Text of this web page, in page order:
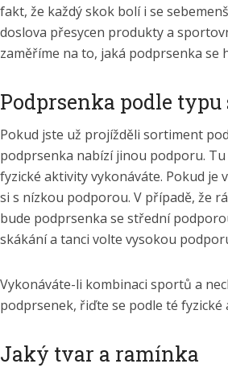
fakt, že každý skok bolí i se
doslova přesycen produkty a
zaměříme na to, jaká podprsenka se
Podprsenka podle typu
Pokud jste už projížděli sortiment
podprsenka nabízí jinou podporu.
fyzické aktivity vykonáváte. Pokud je
si s nízkou podporou. V případě, že
bude podprsenka se střední
skákání a tanci volte vysokou
Vykonáváte-li kombinaci sportů a
podprsenek, řiďte se podle té
Jaký tvar a ramínka